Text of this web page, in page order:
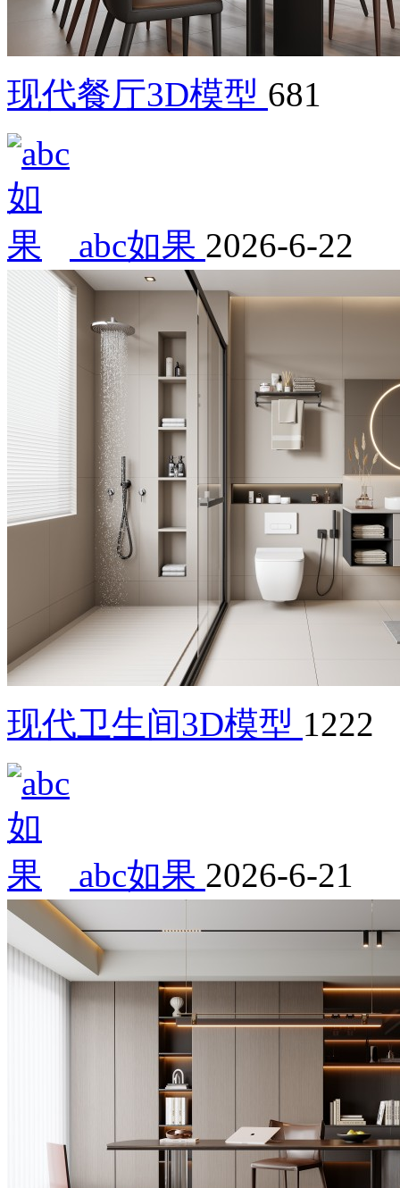
现代餐厅3D模型 681
abc如果 2026-6-22
现代卫生间3D模型 1222
abc如果 2026-6-21